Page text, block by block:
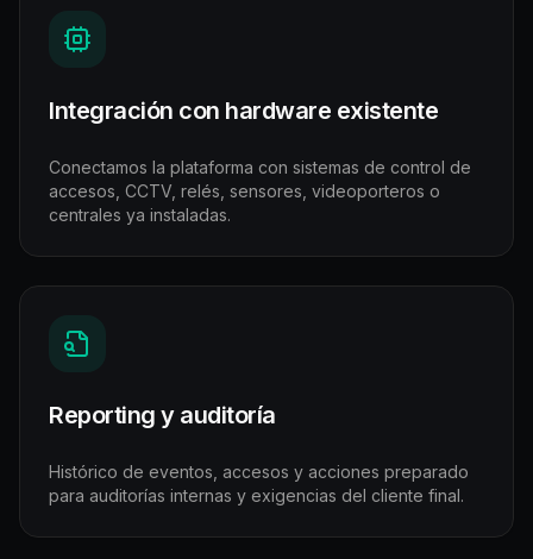
Integración con hardware existente
Conectamos la plataforma con sistemas de control de
accesos, CCTV, relés, sensores, videoporteros o
centrales ya instaladas.
Reporting y auditoría
Histórico de eventos, accesos y acciones preparado
para auditorías internas y exigencias del cliente final.